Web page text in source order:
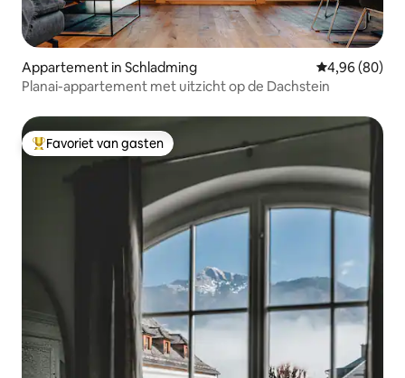
Appartement in Schladming Gemiddelde
4,96 (80)
Planai-appartement met uitzicht op de Dachstein
Topfavoriet van gasten
Favoriet van gasten